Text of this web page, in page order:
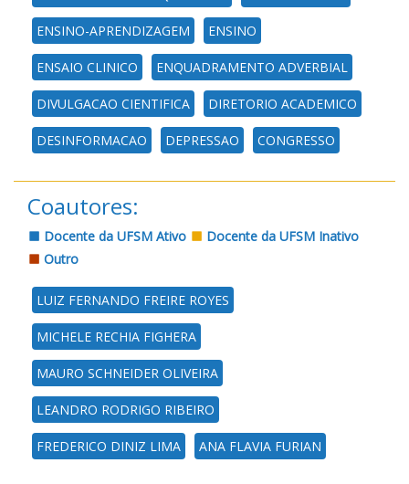
ENSINO-APRENDIZAGEM ENSINO
ENSAIO CLINICO ENQUADRAMENTO ADVERBIAL
DIVULGACAO CIENTIFICA DIRETORIO ACADEMICO
DESINFORMACAO DEPRESSAO CONGRESSO
Coautores:
Docente da UFSM Ativo
Docente da UFSM Inativo
Outro
LUIZ FERNANDO FREIRE ROYES
MICHELE RECHIA FIGHERA
MAURO SCHNEIDER OLIVEIRA
LEANDRO RODRIGO RIBEIRO
FREDERICO DINIZ LIMA ANA FLAVIA FURIAN